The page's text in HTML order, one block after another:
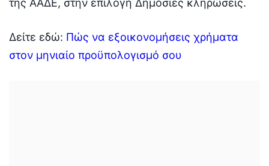
Δείτε εδώ: Πώς να εξοικονομήσεις χρήματα
στον μηνιαίο προϋπολογισμό σου